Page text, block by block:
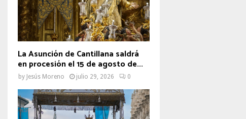
La Asunción de Cantillana saldrá
en procesión el 15 de agosto de...
by Jesús Moreno julio 29, 2026 0